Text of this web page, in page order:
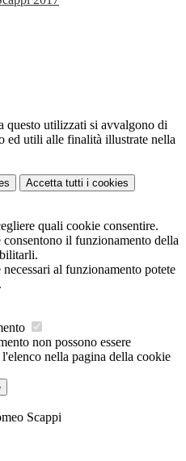
questo utilizzati si avvalgono di
ed utili alle finalità illustrate nella
Accetta tutti i cookies
quali cookie consentire.
il funzionamento della
al funzionamento potete
.
non possono essere
nella pagina della cookie
Scappi